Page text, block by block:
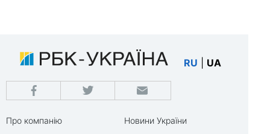
RU UA
Про компанію
Новини України